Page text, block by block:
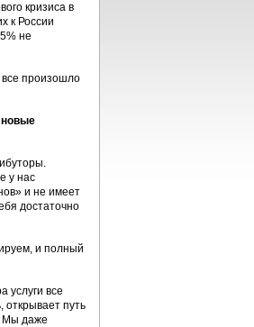
кризиса в
к России
не
все произошло
новые
у нас
и не имеет
достаточно
и полный
услуги все
открывает путь
Мы даже